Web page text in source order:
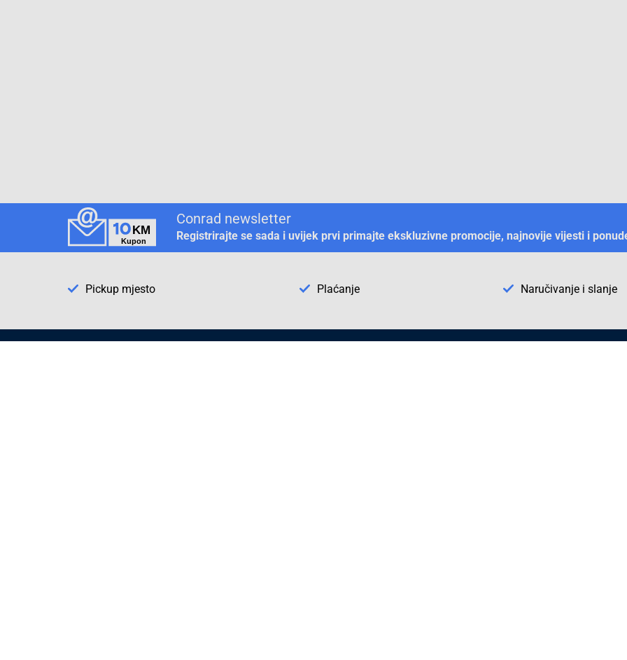
Conrad newsletter
Registrirajte se sada i uvijek prvi primajte ekskluzivne promocije, najnovije vijesti i
Pickup mjesto Plaćanje Naručivanje i slanje